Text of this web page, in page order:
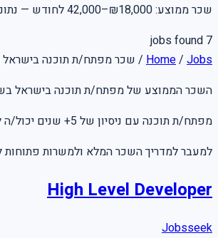
שכר ממוצע: ₪18,000–42,000 לחודש — נתוני שוק 2026 מעודכנים
7
jobs found
Home/ Jobs
/ שכר מפתח/ת תוכנה בישראל 2026
השכר הממוצע של מפתח/ת תוכנה בישראל בשנת 2026 נע בין ₪18,000–42,000 לחודש. השכר תלוי בניסיון, מיקום גיאוגרפי, גודל
מפתח/ת תוכנה עם ניסיון של 5+ שנים יכול/ה לצפות לשכר בחלק העליון של הטווח. משרות בתל אביב והרצליה משלמות בממוצע 10-15% יותר מהפריפריה.
למעבר למדריך השכר המלא ולמשרות
High Level Developer
Jobsseek